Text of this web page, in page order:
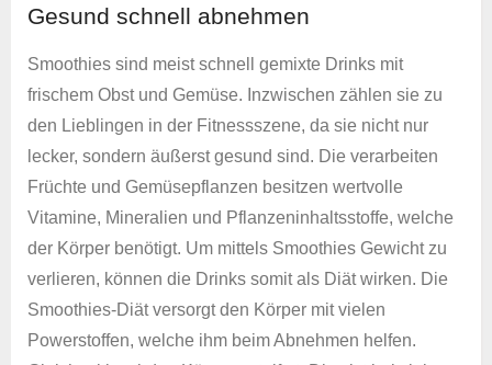
Gesund schnell abnehmen
Smoothies sind meist schnell gemixte Drinks mit
frischem Obst und Gemüse. Inzwischen zählen sie zu
den Lieblingen in der Fitnessszene, da sie nicht nur
lecker, sondern äußerst gesund sind. Die verarbeiten
Früchte und Gemüsepflanzen besitzen wertvolle
Vitamine, Mineralien und Pflanzeninhaltsstoffe, welche
der Körper benötigt. Um mittels Smoothies Gewicht zu
verlieren, können die Drinks somit als Diät wirken. Die
Smoothies-Diät versorgt den Körper mit vielen
Powerstoffen, welche ihm beim Abnehmen helfen.